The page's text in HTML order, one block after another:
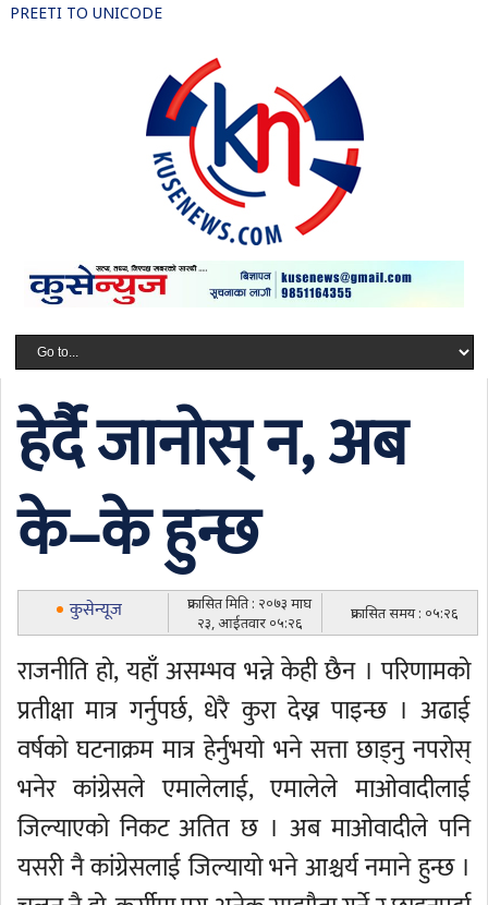
PREETI TO UNICODE
हेर्दै जानोस् न, अब
के–के हुन्छ
कुसेन्यूज
प्रकासित मिति : २०७३ माघ
२३, आईतवार ०५:२६
प्रकासित समय : ०५:२६
राजनीति हो, यहाँ असम्भव भन्ने केही छैन । परिणामको
प्रतीक्षा मात्र गर्नुपर्छ, धेरै कुरा देख्न पाइन्छ । अढाई
वर्षको घटनाक्रम मात्र हेर्नुभयो भने सत्ता छाड्नु नपरोस्
भनेर कांग्रेसले एमालेलाई, एमालेले माओवादीलाई
जिल्याएको निकट अतित छ । अब माओवादीले पनि
यसरी नै कांग्रेसलाई जिल्यायो भने आश्चर्य नमाने हुन्छ ।